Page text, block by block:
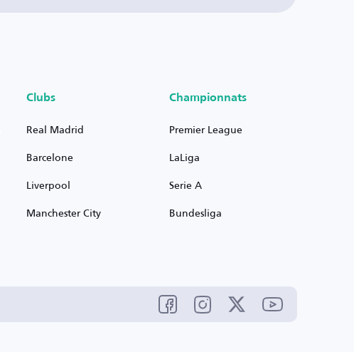
Clubs
Real Madrid
Barcelone
Liverpool
Manchester City
Championnats
Premier League
LaLiga
Serie A
Bundesliga